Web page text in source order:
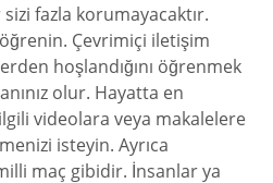
fazla korumayacaktır.
Çevrimiçi iletişim
hoşlandığını öğrenmek
olur. Hayatta en
videolara veya makalelere
isteyin. Ayrıca
maç gibidir. İnsanlar ya